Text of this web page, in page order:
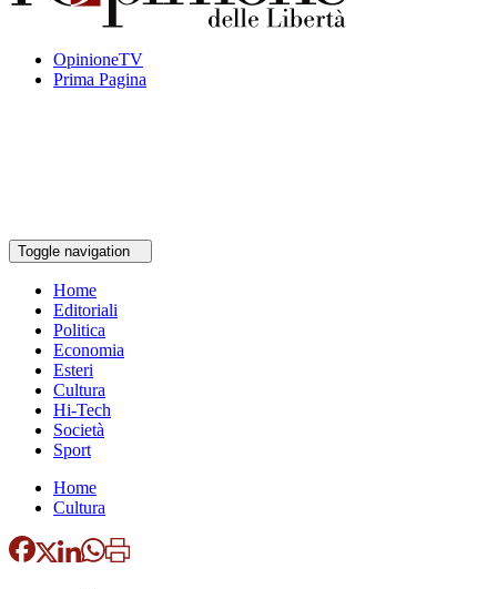
OpinioneTV
Prima Pagina
Toggle navigation
Home
Editoriali
Politica
Economia
Esteri
Cultura
Hi-Tech
Società
Sport
Home
Cultura